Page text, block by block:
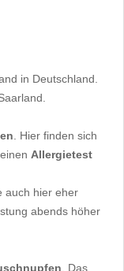
in Deutschland.
. Hier finden sich
Allergietest
auch hier eher
abends höher
. Das